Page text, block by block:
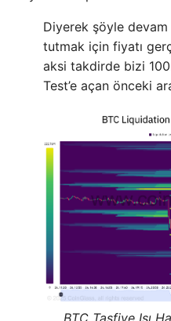
Diyerek şöyle
tutmak için fiyatı
aksi takdirde bizi
Test’e açan önceki
BTC Tasfiye Isı